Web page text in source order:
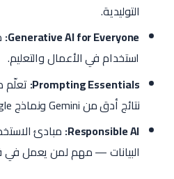
التوليدية.
Generative AI for Everyone:
استخدام في الأعمال والتعليم.
Prompting Essentials: تعلّم
نتائج أدق من Gemini ونماذج Google الأخرى.
Responsible AI: مبادئ
البيانات — مهم لمن يعمل